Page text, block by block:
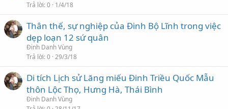
Trả lời 0 1/4/18
Thân thế, sự nghiệp của Đinh Bộ Lĩnh trong việc
dẹp loạn 12 sứ quân
Đinh Danh Vùng
Trả lời 0 29/3/18
Di tích Lịch sử Lăng miếu Đinh Triều Quốc Mẫu
thôn Lộc Thọ, Hưng Hà, Thái Bình
Đinh Danh Vùng